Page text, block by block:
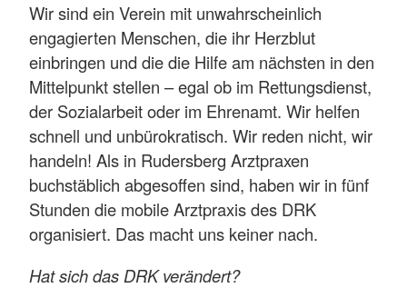
Wir sind ein Verein mit unwahrscheinlich
engagierten Menschen, die ihr Herzblut
einbringen und die die Hilfe am nächsten in den
Mittelpunkt stellen – egal ob im Rettungsdienst,
der Sozialarbeit oder im Ehrenamt. Wir helfen
schnell und unbürokratisch. Wir reden nicht, wir
handeln! Als in Rudersberg Arztpraxen
buchstäblich abgesoffen sind, haben wir in fünf
Stunden die mobile Arztpraxis des DRK
organisiert. Das macht uns keiner nach.
Hat sich das DRK verändert?